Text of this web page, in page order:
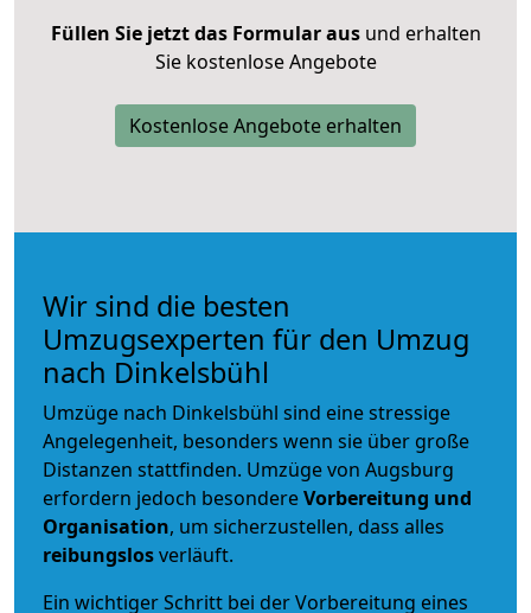
Füllen Sie jetzt das Formular ausund erhalten
Sie kostenlose Angebote
Kostenlose Angebote erhalten
Wir sind die besten
Umzugsexperten für den Umzug
nach Dinkelsbühl
Umzüge nach Dinkelsbühl sind eine stressige
Angelegenheit, besonders wenn sie über große
Distanzen stattfinden. Umzüge von Augsburg
erfordern jedoch besondereVorbereitung und
Organisation, um sicherzustellen, dass alles
reibungslosverläuft.
Ein wichtiger Schritt bei der Vorbereitung eines